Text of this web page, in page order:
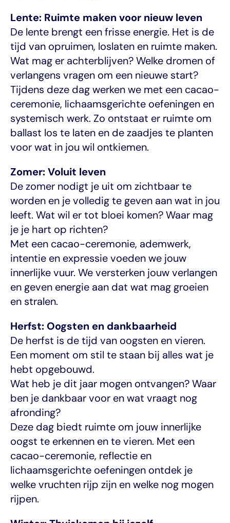
Lente: Ruimte maken voor nieuw leven
De lente brengt een frisse energie. Het is de
tijd van opruimen, loslaten en ruimte maken.
Wat mag er achterblijven? Welke dromen of
verlangens vragen om een nieuwe start?
Tijdens deze dag werken we met een cacao-
ceremonie, lichaamsgerichte oefeningen en
systemisch werk. Zo ontstaat er ruimte om
ballast los te laten en de zaadjes te planten
voor wat in jou wil ontkiemen.
Zomer: Voluit leven
De zomer nodigt je uit om zichtbaar te
worden en je volledig te geven aan wat in jou
leeft. Wat wil er tot bloei komen? Waar mag
je je hart op richten?
Met een cacao-ceremonie, ademwerk,
intentie en expressie voeden we jouw
innerlijke vuur. We versterken jouw verlangen
en geven energie aan dat wat mag groeien
en stralen.
Herfst: Oogsten en dankbaarheid
De herfst is de tijd van oogsten en vieren.
Een moment om stil te staan bij alles wat je
hebt opgebouwd.
Wat heb je dit jaar mogen ontvangen? Waar
ben je dankbaar voor en wat vraagt nog
afronding?
Deze dag biedt ruimte om jouw innerlijke
oogst te erkennen en te vieren. Met een
cacao-ceremonie, reflectie en
lichaamsgerichte oefeningen ontdek je
welke vruchten rijp zijn en welke nog mogen
rijpen.